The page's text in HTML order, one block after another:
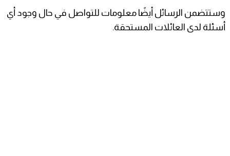
وستتضمن الرسائل أيضًا معلومات للتواصل في حال وجود أي
أسئلة لدى العائلات المستحقة.